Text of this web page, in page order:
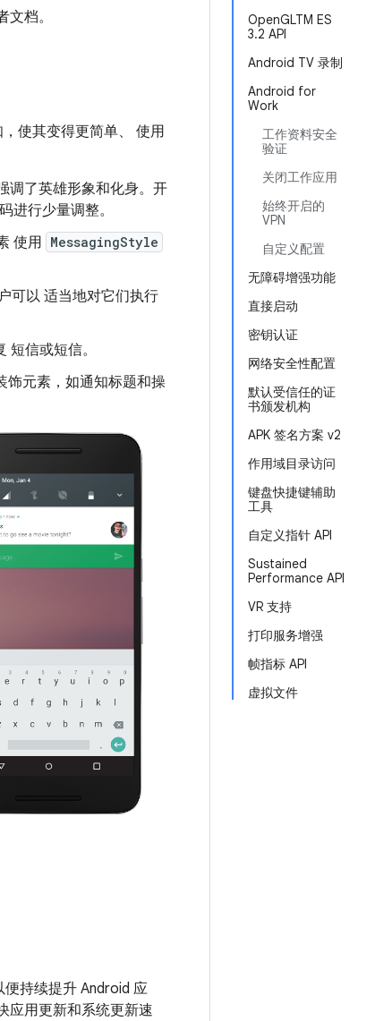
OpenGLTM ES
3.2 API
Android TV 录制
Android for
Work
工作资料安全
验证
关闭工作应用
始终开启的
VPN
自定义配置
无障碍增强功能
直接启动
密钥认证
网络安全性配置
默认受信任的证
书颁发机构
APK 签名方案 v2
作用域目录访问
键盘快捷键辅助
工具
自定义指针 API
Sustained
Performance API
VR 支持
打印服务增强
帧指标 API
虚拟文件
文档。
使其变得更简单、 使用
调了英雄形象和化身。开
进行少量调整。
使用 MessagingStyle
可以 适当地对它们执行
信或短信。
饰元素，如通知标题和操
持续提升 Android 应
应用更新和系统更新速